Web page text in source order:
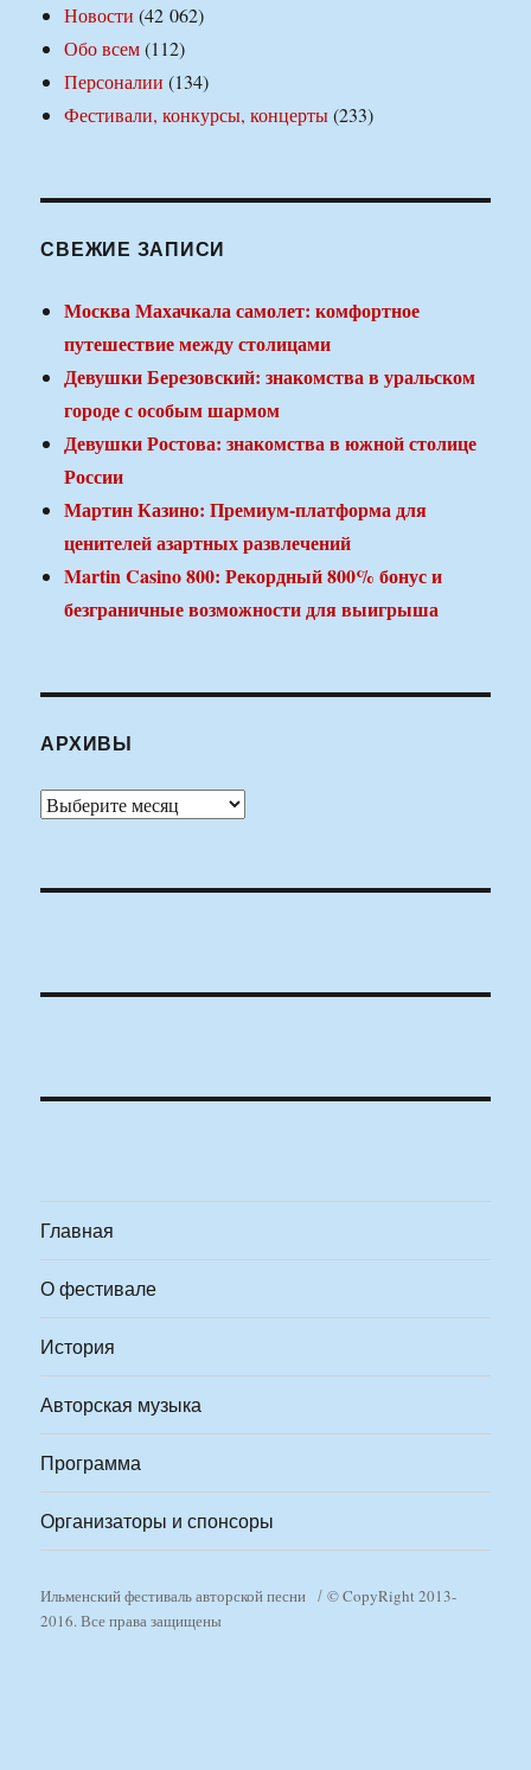
Новости (42 062)
Обо всем(112)
Персоналии (134)
Фестивали, конкурсы, концерты(233)
СВЕЖИЕ ЗАПИСИ
Москва Махачкала самолет: комфортное
путешествие между столицами
Девушки Березовский: знакомства в уральском
городе с особым шармом
Девушки Ростова: знакомства в южной столице
России
Мартин Казино: Премиум-платформа для
ценителей азартных развлечений
Martin Casino 800: Рекордный 800% бонус и
безграничные возможности для выигрыша
АРХИВЫ
Архивы
Главная
О фестивале
История
Авторская музыка
Программа
Организаторы и спонсоры
Ильменский фестиваль авторской песни
© CopyRight 2013-
2016. Все права защищены